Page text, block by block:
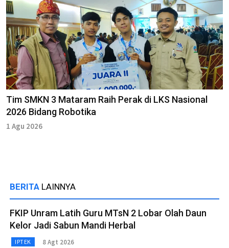
Tim SMKN 3 Mataram Raih Perak di LKS Nasional
2026 Bidang Robotika
1 Agu 2026
BERITA LAINNYA
FKIP Unram Latih Guru MTsN 2 Lobar Olah Daun
Kelor Jadi Sabun Mandi Herbal
IPTEK 8 Agt 2026